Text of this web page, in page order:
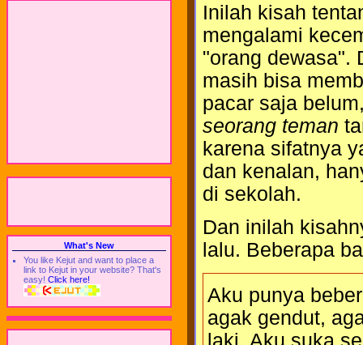
What's New
You like Kejut and want to place a
link to Kejut in your website? That's
easy! Click here!
Inilah kisah
mengalami
"orang dewasa".
masih bisa
pacar saja
seorang teman
karena sifatnya
dan kenalan,
di sekolah.
Dan inilah
lalu. Beberapa
Aku punya
agak gendut,
laki. Aku suka